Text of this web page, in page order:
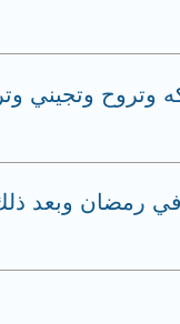
وتروح وتجيني
في رمضان